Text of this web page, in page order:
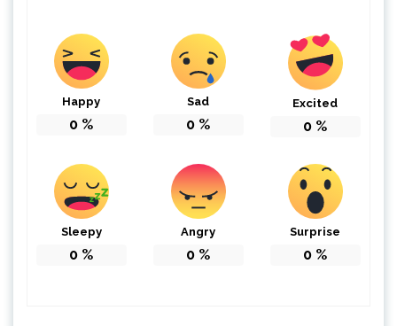
Happy
0 %
Sad
0 %
Excited
0 %
Sleepy
0 %
Angry
0 %
Surprise
0 %